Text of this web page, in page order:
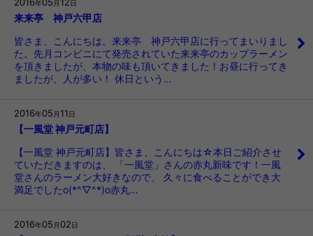
2016年05 月 12 日
来来亭 神戸六甲店
皆さま、こんにちは。来来亭 神戸六甲店に行ってまいりまし
た。先月コンビニにて発売されていた来来亭のカップラーメン
を頂きましたが、本物の味も頂いてきました！お昼に行ってき
ましたが、人が多い！ 休日という…
2016年05 月 11 日
【一風堂 神戸元町店】
【一風堂 神戸元町店】皆さま、こんにちは☆本日ご紹介させ
ていただきますのは、 「一風堂」さんの赤丸新味です！一風
堂さんのラーメン大好きなので、 久々に食べることができ大
満足でしたo(*^▽^*)o赤丸…
2016年05 月 02 日